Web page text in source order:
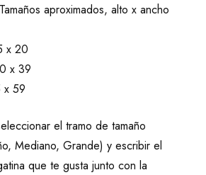
aproximados, alto x ancho
x 20
x 39
x 59
el tramo de tamaño
Mediano, Grande) y escribir el
que te gusta junto con la